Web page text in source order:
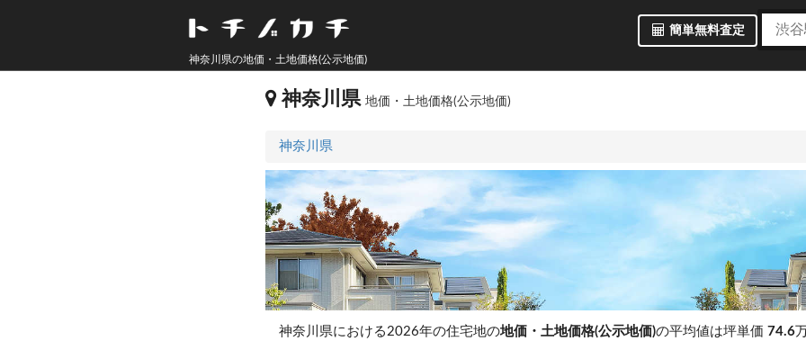
簡単無料査定
神奈川県の地価・土地価格(公示地価)
神奈川県地価・土地価格(公示地価)
神奈川県
神奈川県における2026年の住宅地の地価・土地価格(公示地価)の平均値は坪単価 74.6